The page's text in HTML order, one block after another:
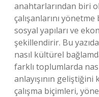
anahtarlarından biri
çalışanlarını
sosyal yapıları ve
şekillendirir. Bu
nasıl kültürel
farklı toplumlarda
anlayışının
çalışma biçimleri,